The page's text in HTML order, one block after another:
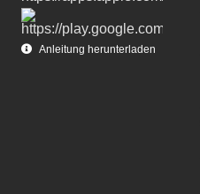
Anleitung herunterladen